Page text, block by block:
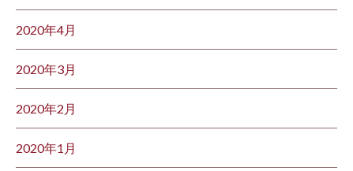
2020年4月
2020年3月
2020年2月
2020年1月